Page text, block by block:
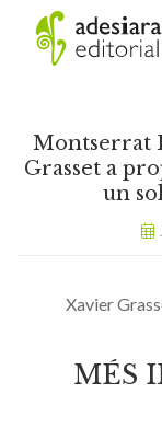
Montserrat
Grasset a
un
Xavier
MÉS